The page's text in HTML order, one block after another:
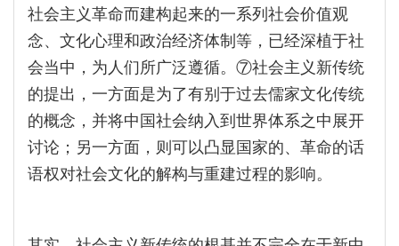
社会主义革命而建构起来的一系列社会价值观
念、文化心理和政治经济体制等，已经深植于社
会当中，为人们所广泛遵循。⑦社会主义新传统
的提出，一方面是为了有别于过去儒家文化传统
的概念，并将中国社会纳入到世界体系之中展开
讨论；另一方面，则可以凸显国家的、革命的话
语权对社会文化的解构与重建过程的影响。